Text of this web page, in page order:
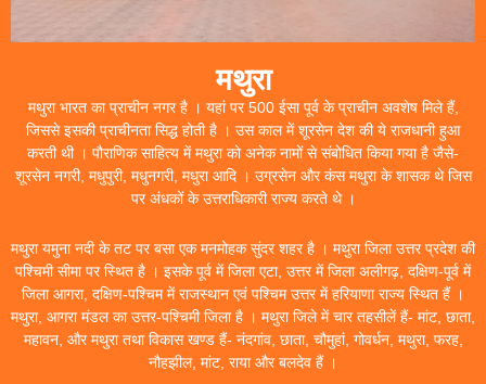
मथुरा
मथुरा भारत का प्राचीन नगर है । यहां पर 500 ईसा पूर्व के प्राचीन अवशेष मिले हैं,
जिससे इसकी प्राचीनता सिद्ध होती है । उस काल में शूरसेन देश की ये राजधानी हुआ
करती थी । पौराणिक साहित्य में मथुरा को अनेक नामों से संबोधित किया गया है जैसे-
शूरसेन नगरी, मधुपुरी, मधुनगरी, मधुरा आदि । उग्रसेन और कंस मथुरा के शासक थे जिस
पर अंधकों के उत्तराधिकारी राज्य करते थे ।
मथुरा यमुना नदी के तट पर बसा एक मनमोहक सुंदर शहर है । मथुरा जिला उत्तर प्रदेश की
पश्चिमी सीमा पर स्थित है । इसके पूर्व में जिला एटा, उत्तर में जिला अलीगढ़, दक्षिण-पूर्व में
जिला आगरा, दक्षिण-पश्चिम में राजस्थान एवं पश्चिम उत्तर में हरियाणा राज्य स्थित हैं ।
मथुरा, आगरा मंडल का उत्तर-पश्चिमी जिला है । मथुरा जिले में चार तहसीलें हैं- मांट, छाता,
महावन, और मथुरा तथा विकास खण्ड हैं- नंदगांव, छाता, चौमुहां, गोवर्धन, मथुरा, फरह,
नौहझील, मांट, राया और बलदेव हैं ।